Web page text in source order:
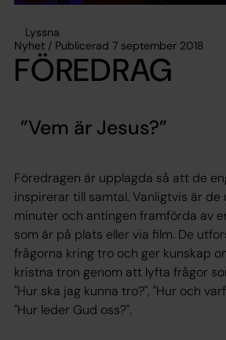
Lyssna
Nyhet / Publicerad 7 september 2018
FÖREDRAG
Vem är Jesus?
Föredragen är upplagda så att de
inspirerar till samtal. Vanligtvis är
minuter och antingen framförda av
som är på plats eller via film. De
frågorna kring tro och ger kunskap
kristna tron genom att lyfta frågor
"Hur ska jag kunna tro?", "Hur och
"Hur leder Gud oss?".